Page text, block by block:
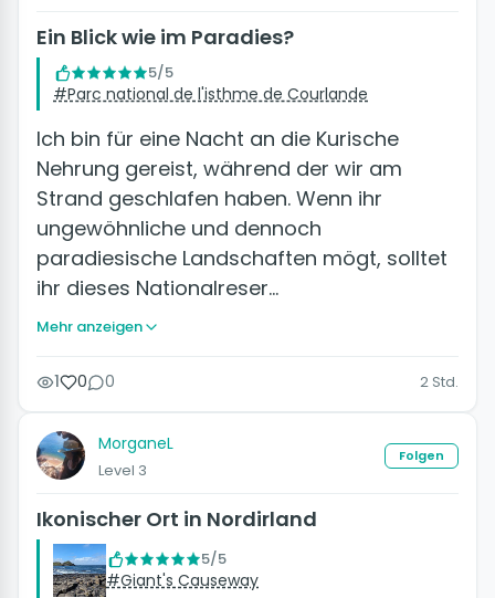
Ein Blick wie im Paradies?
5/5
#Parc national de l'isthme de Courlande
Ich bin für eine Nacht an die Kurische
Nehrung gereist, während der wir am
Strand geschlafen haben. Wenn ihr
ungewöhnliche und dennoch
paradiesische Landschaften mögt, solltet
ihr dieses Nationalreser…
Mehr anzeigen
1 0 0 2 Std.
MorganeL
Level 3
Folgen
Ikonischer Ort in Nordirland
5/5
#Giant's Causeway